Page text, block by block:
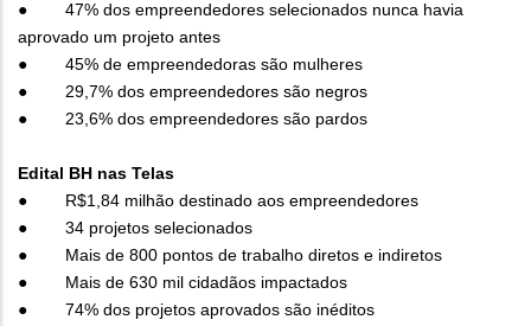
● 47% dos empreendedores selecionados nunca havia
aprovado um projeto antes
● 45% de empreendedoras são mulheres
● 29,7% dos empreendedores são negros
● 23,6% dos empreendedores são pardos
Edital BH nas Telas
● R$1,84 milhão destinado aos empreendedores
● 34 projetos selecionados
● Mais de 800 pontos de trabalho diretos e indiretos
● Mais de 630 mil cidadãos impactados
● 74% dos projetos aprovados são inéditos